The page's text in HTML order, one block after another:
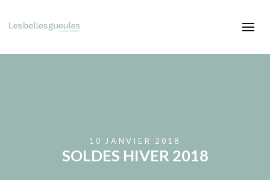
10 JANVIER 2018
SOLDES HIVER 2018